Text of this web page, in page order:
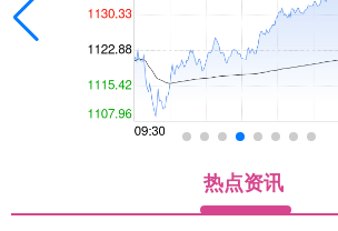
热点资讯